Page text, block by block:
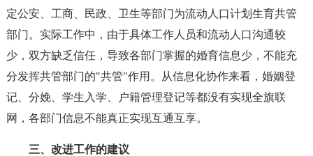
定公安、工商、民政、卫生等部门为流动人口计划生育共管
部门。实际工作中，由于具体工作人员和流动人口沟通较
少，双方缺乏信任，导致各部门掌握的婚育信息少，不能充
分发挥共管部门的"共管"作用。从信息化协作来看，婚姻登
记、分娩、学生入学、户籍管理登记等都没有实现全旗联
网，各部门信息不能真正实现互通互享。
三、改进工作的建议